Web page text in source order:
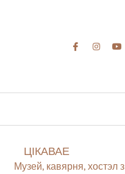
ЦІКАВАЕ
Музей, кавярня, хостэл з